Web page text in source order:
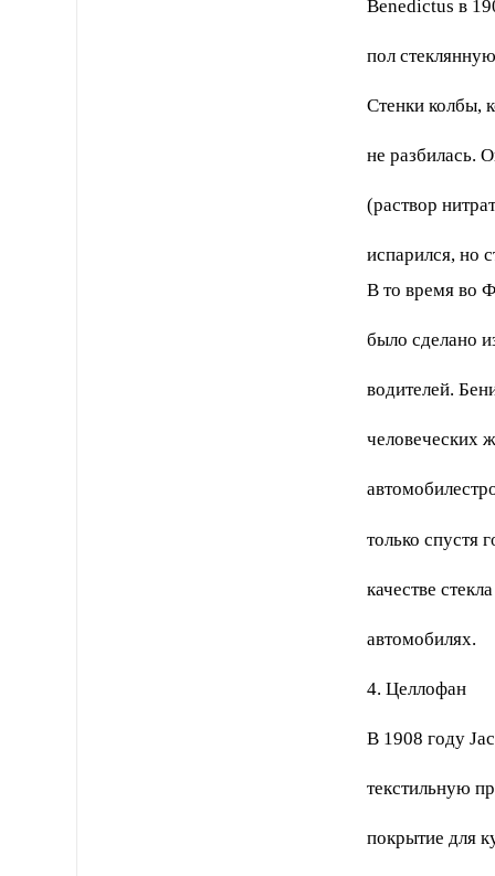
Benedictus в
пол
Стенки колбы,
не разбилась.
(раствор
испарился, но
В то время во
было сделано
водителей.
человеческих
только спустя
качестве
автомобилях.
4. Целлофан
В 1908 году
текстильную
покрытие для